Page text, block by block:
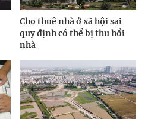
Cho thuê nhà ở xã hội sai
quy định có thể bị thu hồi
nhà